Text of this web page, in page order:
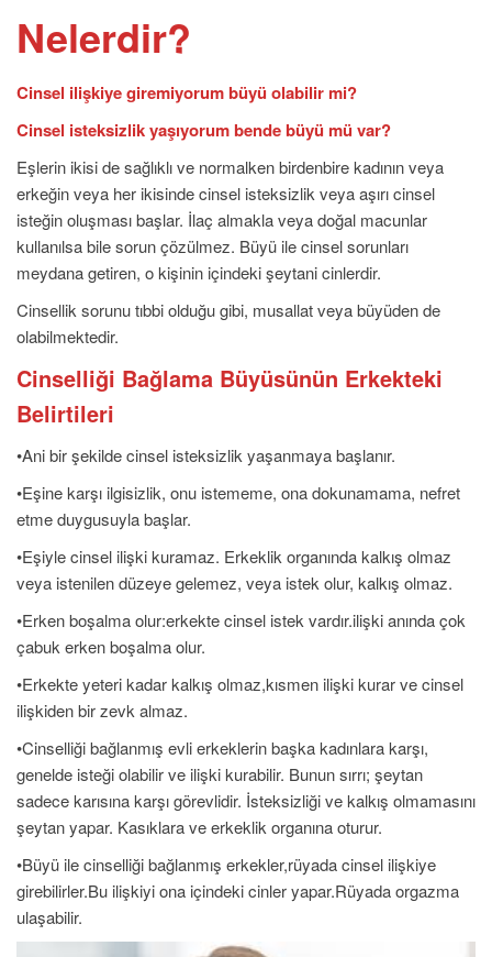
Nelerdir?
Cinsel ilişkiye giremiyorum büyü olabilir mi?
Cinsel isteksizlik yaşıyorum bende büyü mü var?
Eşlerin ikisi de sağlıklı ve normalken birdenbire kadının veya
erkeğin veya her ikisinde cinsel isteksizlik veya aşırı cinsel
isteğin oluşması başlar. İlaç almakla veya doğal macunlar
kullanılsa bile sorun çözülmez. Büyü ile cinsel sorunları
meydana getiren, o kişinin içindeki şeytani cinlerdir.
Cinsellik sorunu tıbbi olduğu gibi, musallat veya büyüden de
olabilmektedir.
Cinselliği Bağlama Büyüsünün Erkekteki
Belirtileri
•Ani bir şekilde cinsel isteksizlik yaşanmaya başlanır.
•Eşine karşı ilgisizlik, onu istememe, ona dokunamama, nefret
etme duygusuyla başlar.
•Eşiyle cinsel ilişki kuramaz. Erkeklik organında kalkış olmaz
veya istenilen düzeye gelemez, veya istek olur, kalkış olmaz.
•Erken boşalma olur:erkekte cinsel istek vardır.ilişki anında çok
çabuk erken boşalma olur.
•Erkekte yeteri kadar kalkış olmaz,kısmen ilişki kurar ve cinsel
ilişkiden bir zevk almaz.
•Cinselliği bağlanmış evli erkeklerin başka kadınlara karşı,
genelde isteği olabilir ve ilişki kurabilir. Bunun sırrı; şeytan
sadece karısına karşı görevlidir. İsteksizliği ve kalkış olmamasını
şeytan yapar. Kasıklara ve erkeklik organına oturur.
•Büyü ile cinselliği bağlanmış erkekler,rüyada cinsel ilişkiye
girebilirler.Bu ilişkiyi ona içindeki cinler yapar.Rüyada orgazma
ulaşabilir.